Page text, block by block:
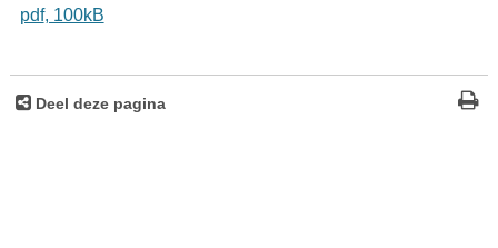
pdf, 100kB
Deel deze pagina